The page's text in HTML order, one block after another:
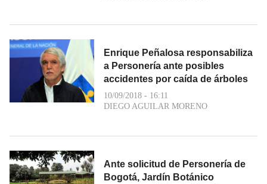
Enrique Peñalosa responsabiliza
a Personería ante posibles
accidentes por caída de árboles
10/09/2018 - 16:11
DIEGO AGUILAR MORENO
Ante solicitud de Personería de
Bogotá, Jardín Botánico